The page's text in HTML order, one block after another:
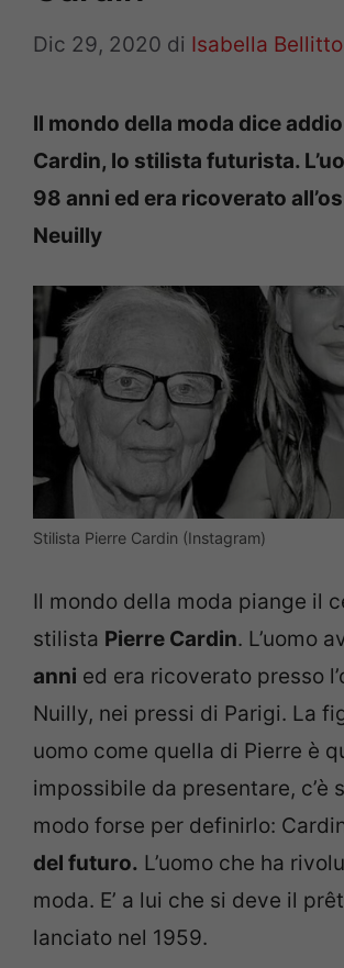
Dic 29, 2020 di Isabella Bellitto
Il mondo della moda dice
Cardin, lo stilista futurista.
98 anni ed era ricoverato
Neuilly
Stilista Pierre Cardin (Instagram)
Il mondo della moda piange il
stilista Pierre Cardin. L’uomo
anni ed era ricoverato presso
Nuilly, nei pressi di Parigi. La
uomo come quella di Pierre è
impossibile da presentare, c’è
modo forse per definirlo:
del futuro. L’uomo che ha
moda. E’ a lui che si deve il
lanciato nel 1959.